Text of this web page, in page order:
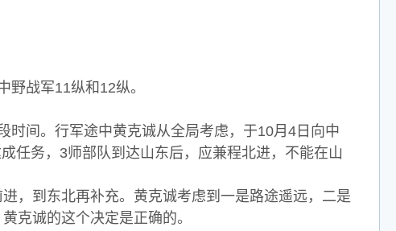
战军11纵和12纵。
间。行军途中黄克诚从全局考虑，于10月4日向中
任务，3师部队到达山东后，应兼程北进，不能在山
到东北再补充。黄克诚考虑到一是路途遥远，二是
克诚的这个决定是正确的。